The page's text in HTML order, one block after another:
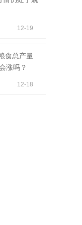
12-19
食总产量
涨吗？
12-18